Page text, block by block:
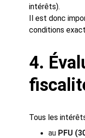
intérêts).
Il est donc
conditions
4.
Tous les
au PFU